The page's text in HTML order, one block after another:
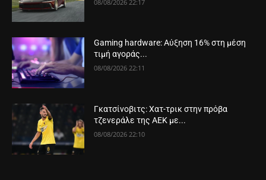
08/08/2026 22:17
Gaming hardware: Αύξηση 16% στη μέση
τιμή αγοράς...
08/08/2026 22:11
Γκατσίνοβιτς: Χατ-τρικ στην πρόβα
τζενεράλε της ΑΕΚ με...
08/08/2026 22:10